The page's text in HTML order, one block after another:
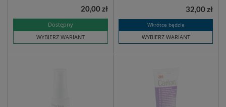
Dostępny
WYBIERZ WARIANT
20,00 zł
Wkrótce będzie
WYBIERZ WARIANT
32,00 zł